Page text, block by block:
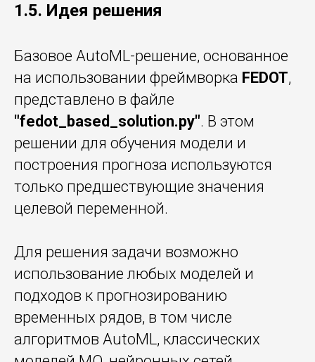
1.5. Идея решения
Базовое AutoML-решение, основанное
на использовании фреймворка FEDOT,
представлено в файле
"fedot_based_solution.py". В этом
решении для обучения модели и
построения прогноза используются
только предшествующие значения
целевой переменной.
Для решения задачи возможно
использование любых моделей и
подходов к прогнозированию
временных рядов, в том числе
алгоритмов AutoML, классических